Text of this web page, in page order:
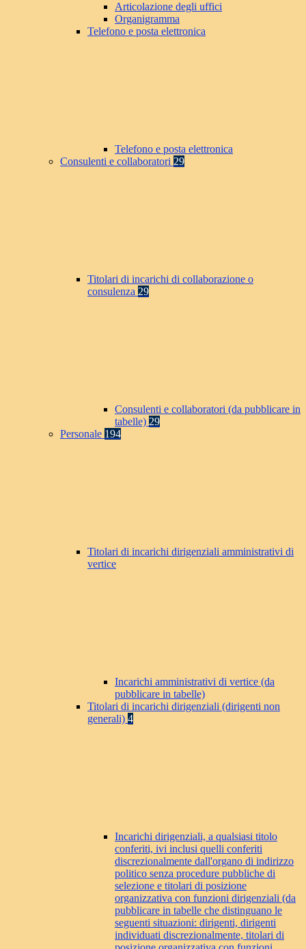
Articolazione degli uffici
Organigramma
Telefono e posta elettronica
Telefono e posta elettronica
Consulenti e collaboratori 29
Titolari di incarichi di collaborazione o
consulenza 29
Consulenti e collaboratori (da pubblicare in
tabelle) 29
Personale 194
Titolari di incarichi dirigenziali amministrativi di
vertice
Incarichi amministrativi di vertice (da
pubblicare in tabelle)
Titolari di incarichi dirigenziali (dirigenti non
generali) 4
Incarichi dirigenziali, a qualsiasi titolo
conferiti, ivi inclusi quelli conferiti
discrezionalmente dall'organo di indirizzo
politico senza procedure pubbliche di
selezione e titolari di posizione
organizzativa con funzioni dirigenziali (da
pubblicare in tabelle che distinguano le
seguenti situazioni: dirigenti, dirigenti
individuati discrezionalmente, titolari di